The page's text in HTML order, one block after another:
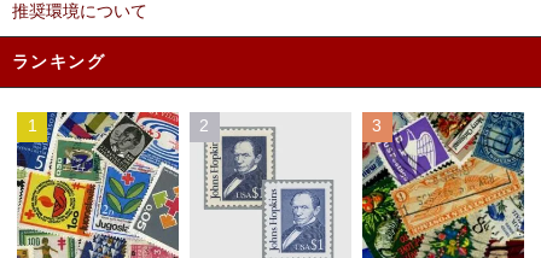
推奨環境について
ランキング
1 2 3